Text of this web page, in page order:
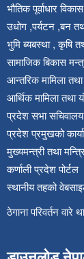
भौतिक पूर्वाधार
उधोग ,पर्यटन ,बन
भुमि ब्यबस्था , कृषि
सामाजिक बिकास
आन्तरिक मामिला
आर्थिक मामिला तथा
प्रदेश सभा
प्रदेश प्रमुखको
मुख्यमन्त्री तथा
कर्णाली प्रदेश पोर्टल
स्थानीय तहको
ठेगाना परिवर्तन वारे